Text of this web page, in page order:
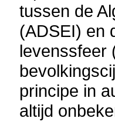
tussen de
(ADSEI) en
levenssfeer
principe in
altijd